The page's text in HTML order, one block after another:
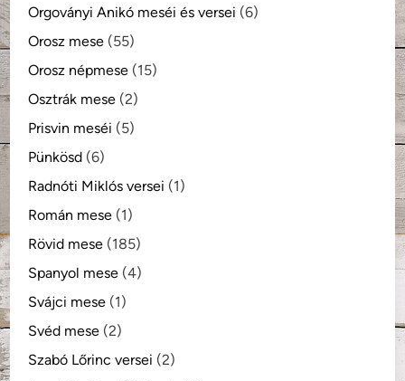
Orgoványi Anikó meséi és versei (6)
Orosz mese (55)
Orosz népmese (15)
Osztrák mese (2)
Prisvin meséi (5)
Pünkösd (6)
Radnóti Miklós versei (1)
Román mese (1)
Rövid mese (185)
Spanyol mese (4)
Svájci mese (1)
Svéd mese (2)
Szabó Lőrinc versei (2)